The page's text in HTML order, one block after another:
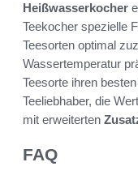
Heißwasserkocher
Teekocher spezielle
Teesorten optimal
Wassertemperatur
Teesorte ihren
Teeliebhaber, die
mit erweiterten
FAQ